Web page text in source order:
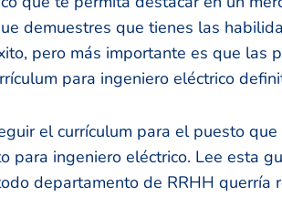
demuestres que tienes las
pero más importante es que las
para ingeniero eléctrico
el currículum para el puesto
para ingeniero eléctrico. Lee esta
departamento de RRHH querría